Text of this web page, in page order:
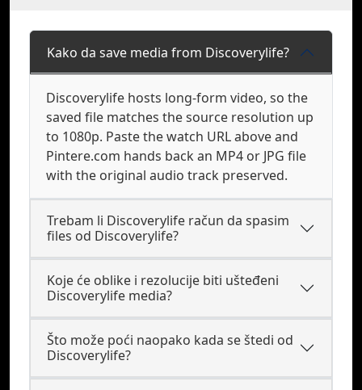
Kako da save media from Discoverylife?
Discoverylife hosts long-form video, so the
saved file matches the source resolution up
to 1080p. Paste the watch URL above and
Pintere.com hands back an MP4 or JPG file
with the original audio track preserved.
Trebam li Discoverylife račun da spasim
files od Discoverylife?
Koje će oblike i rezolucije biti ušteđeni
Discoverylife media?
Što može poći naopako kada se štedi od
Discoverylife?